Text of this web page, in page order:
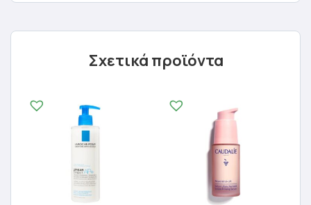
Σχετικά προϊόντα